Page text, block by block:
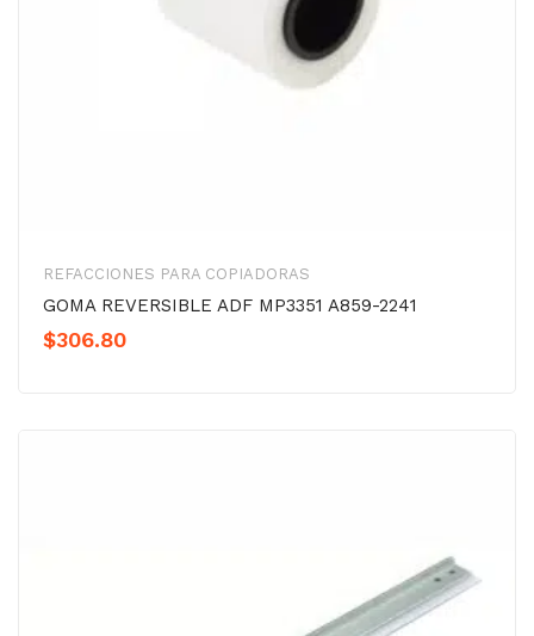
REFACCIONES PARA COPIADORAS
GOMA REVERSIBLE ADF MP3351 A859-2241
$306.80